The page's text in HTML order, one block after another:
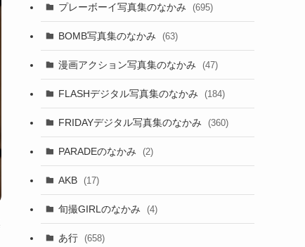
プレーボーイ写真集のなかみ (695)
BOMB写真集のなかみ (63)
漫画アクション写真集のなかみ (47)
FLASHデジタル写真集のなかみ (184)
FRIDAYデジタル写真集のなかみ (360)
PARADEのなかみ (2)
AKB (17)
旬撮GIRLのなかみ (4)
あ行 (658)